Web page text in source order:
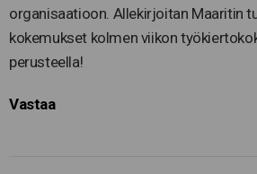
organisaatioon. Allekirjoitan Maaritin
kokemukset kolmen viikon
perusteella!
Vastaa